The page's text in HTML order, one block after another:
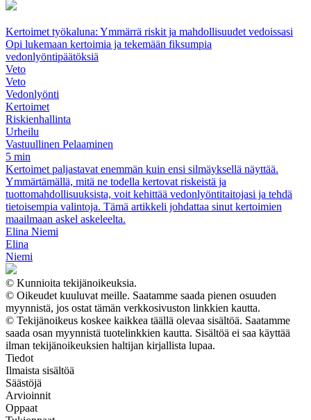
Kertoimet työkaluna: Ymmärrä riskit ja mahdollisuudet vedoissasi
Opi lukemaan kertoimia ja tekemään fiksumpia
vedonlyöntipäätöksiä
Veto
Veto
Vedonlyönti
Kertoimet
Riskienhallinta
Urheilu
Vastuullinen Pelaaminen
5 min
Kertoimet paljastavat enemmän kuin ensi silmäyksellä näyttää.
Ymmärtämällä, mitä ne todella kertovat riskeistä ja
tuottomahdollisuuksista, voit kehittää vedonlyöntitaitojasi ja tehdä
tietoisempia valintoja. Tämä artikkeli johdattaa sinut kertoimien
maailmaan askel askeleelta.
Elina Niemi
Elina
Niemi
© Kunnioita tekijänoikeuksia.
© Oikeudet kuuluvat meille. Saatamme saada pienen osuuden
myynnistä, jos ostat tämän verkkosivuston linkkien kautta.
© Tekijänoikeus koskee kaikkea täällä olevaa sisältöä. Saatamme
saada osan myynnistä tuotelinkkien kautta. Sisältöä ei saa käyttää
ilman tekijänoikeuksien haltijan kirjallista lupaa.
Tiedot
Ilmaista sisältöä
Säästöjä
Arvioinnit
Oppaat